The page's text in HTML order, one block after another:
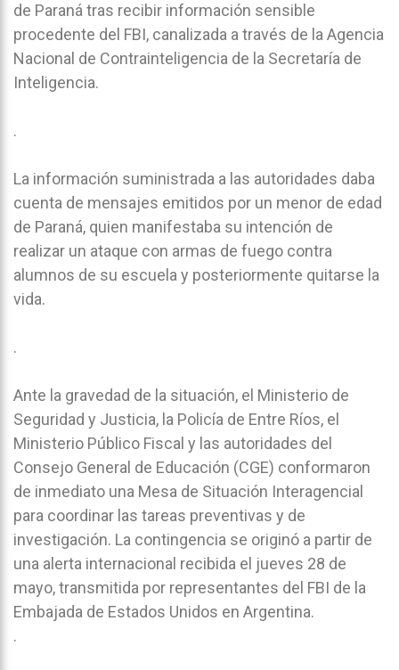
de Paraná tras recibir información sensible
procedente del FBI, canalizada a través de la Agencia
Nacional de Contrainteligencia de la Secretaría de
Inteligencia.
.
La información suministrada a las autoridades daba
cuenta de mensajes emitidos por un menor de edad
de Paraná, quien manifestaba su intención de
realizar un ataque con armas de fuego contra
alumnos de su escuela y posteriormente quitarse la
vida.
.
Ante la gravedad de la situación, el Ministerio de
Seguridad y Justicia, la Policía de Entre Ríos, el
Ministerio Público Fiscal y las autoridades del
Consejo General de Educación (CGE) conformaron
de inmediato una Mesa de Situación Interagencial
para coordinar las tareas preventivas y de
investigación. La contingencia se originó a partir de
una alerta internacional recibida el jueves 28 de
mayo, transmitida por representantes del FBI de la
Embajada de Estados Unidos en Argentina.
.